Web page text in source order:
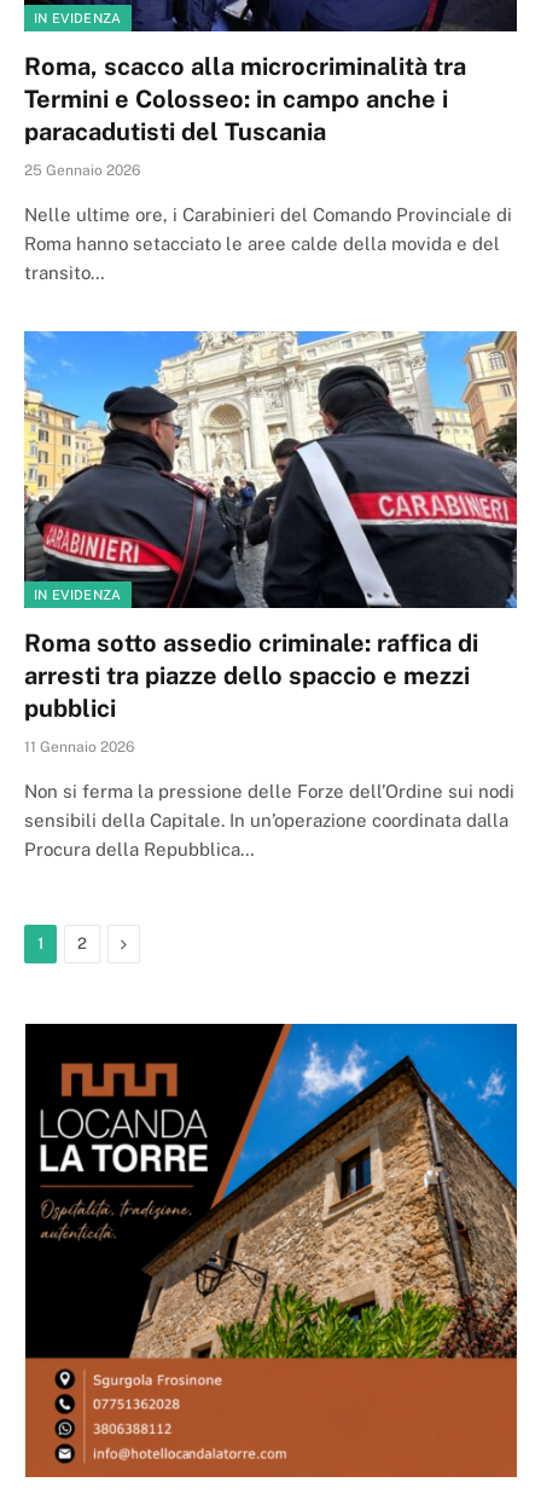
IN EVIDENZA
Roma, scacco alla microcriminalità tra
Termini e Colosseo: in campo anche i
paracadutisti del Tuscania
25 Gennaio 2026
Nelle ultime ore, i Carabinieri del Comando Provinciale di
Roma hanno setacciato le aree calde della movida e del
transito…
IN EVIDENZA
Roma sotto assedio criminale: raffica di
arresti tra piazze dello spaccio e mezzi
pubblici
11 Gennaio 2026
Non si ferma la pressione delle Forze dell’Ordine sui nodi
sensibili della Capitale. In un’operazione coordinata dalla
Procura della Repubblica…
1 2 Next